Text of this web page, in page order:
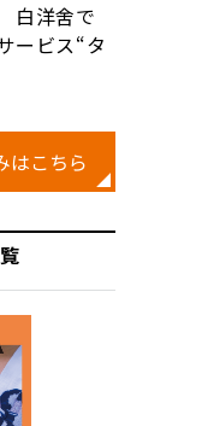
白洋舍で
ービス“タ
はこちら